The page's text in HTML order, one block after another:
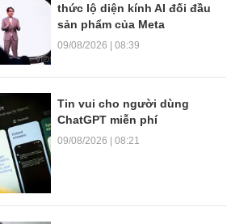
thức lộ diện kính AI đối đầu
sản phẩm của Meta
09/08/2026 | 08:39
Tin vui cho người dùng
ChatGPT miễn phí
09/08/2026 | 08:21